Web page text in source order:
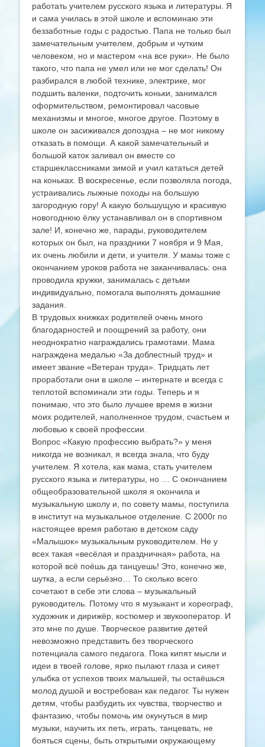
работать учителем русского языка и литературы. Я
и сама училась в этой школе и вспоминаю эти
беззаботные годы с радостью. Папа не только был
замечательным учителем, добрым и чутким
человеком, но и мастером «на все руки». Не было
такого, что папа не умел или не мог сделать! Он
разбирался в любой технике, электрике, мог
подшить валенки, подточить коньки, занимался
оформительством, ремонтировал часовые
механизмы и многое, многое другое. Поэтому в
школе он засиживался допоздна – не мог никому
отказать в помощи. А какой замечательный и
большой каток заливал он вместе со
старшеклассниками зимой и учил кататься детей
на коньках. В воскресенье, если позволяла погода,
устраивались лыжные походы на большую
загородную гору! А какую большущую и красивую
новогоднюю ёлку устанавливал он в спортивном
зале! И, конечно же, парады, руководителем
которых он был, на праздники 7 ноября и 9 Мая,
их очень любили и дети, и учителя. У мамы тоже с
окончанием уроков работа не заканчивалась: она
проводила кружки, занималась с детьми
индивидуально, помогала выполнять домашние
задания.
В трудовых книжках родителей очень много
благодарностей и поощрений за работу, они
неоднократно награждались грамотами. Мама
награждена медалью «За доблестный труд» и
имеет звание «Ветеран труда». Тридцать лет
проработали они в школе – интернате и всегда с
теплотой вспоминали эти годы. Теперь и я
понимаю, что это было лучшее время в жизни
моих родителей, наполненное трудом, счастьем и
любовью к своей профессии.
Вопрос «Какую профессию выбрать?» у меня
никогда не возникал, я всегда знала, что буду
учителем. Я хотела, как мама, стать учителем
русского языка и литературы, но … С окончанием
общеобразовательной школя я окончила и
музыкальную школу и, по совету мамы, поступила
в институт на музыкальное отделение. С 2000г по
настоящее время работаю в детском саду
«Малышок» музыкальным руководителем. Не у
всех такая «весёлая и праздничная» работа, на
которой всё поёшь да танцуешь! Это, конечно же,
шутка, а если серьёзно… То сколько всего
сочетают в себе эти слова – музыкальный
руководитель. Потому что я музыкант и хореограф,
художник и дирижёр, костюмер и звукооператор. И
это мне по душе. Творческое развитие детей
невозможно представить без творческого
потенциала самого педагога. Пока кипят мысли и
идеи в твоей голове, ярко пылают глаза и сияет
улыбка от успехов твоих малышей, ты остаёшься
молод душой и востребован как педагог. Ты нужен
детям, чтобы разбудить их чувства, творчество и
фантазию, чтобы помочь им окунуться в мир
музыки, научить их петь, играть, танцевать, не
бояться сцены, быть открытыми окружающему